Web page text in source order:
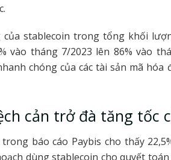
stablecoin trong tổng khối
vào tháng 7/2023 lên 86% vào
chóng của các tài sản mã hóa
cản trở đà tăng tốc
báo cáo Paybis cho thấy
dùng stablecoin cho quyết